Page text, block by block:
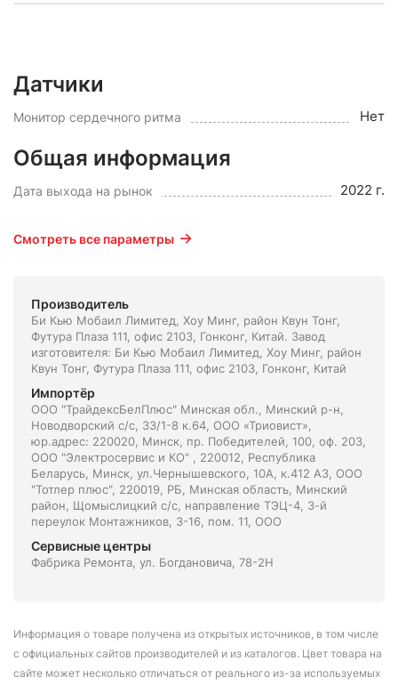
Датчики
Монитор сердечного ритма Нет
Общая информация
Дата выхода на рынок 2022 г.
Смотреть все параметры
Производитель
Би Кью Мобаил Лимитед, Хоу Минг, район Квун Тонг,
Футура Плаза 111, офис 2103, Гонконг, Китай. Завод
изготовителя: Би Кью Мобаил Лимитед, Хоу Минг, район
Квун Тонг, Футура Плаза 111, офис 2103, Гонконг, Китай
Импортёр
ООО "ТрайдексБелПлюс" Минская обл., Минский р-н,
Новодворский с/с, 33/1-8 к.64, ООО «Триовист»,
юр.адрес: 220020, Минск, пр. Победителей, 100, оф. 203,
ООО "Электросервис и КО" , 220012, Республика
Беларусь, Минск, ул.Чернышевского, 10А, к.412 АЗ, ООО
"Тотлер плюс", 220019, РБ, Минская область, Минский
район, Щомыслицкий с/с, направление ТЭЦ-4, 3-й
переулок Монтажников, 3-16, пом. 11, ООО
Сервисные центры
Фабрика Ремонта, ул. Богдановича, 78-2Н
Информация о товаре получена из открытых источников, в том числе
с официальных сайтов производителей и из каталогов. Цвет товара на
сайте может несколько отличаться от реального из-за используемых